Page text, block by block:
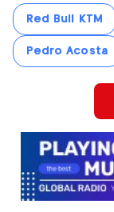
Red Bull KTM
Pedro Acosta